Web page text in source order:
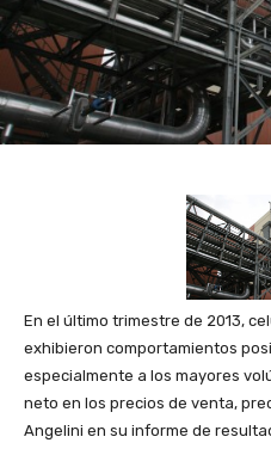
En el último trimestre de 2013,
exhibieron comportamientos
especialmente a los mayores
neto en los precios de venta,
Angelini en su informe de